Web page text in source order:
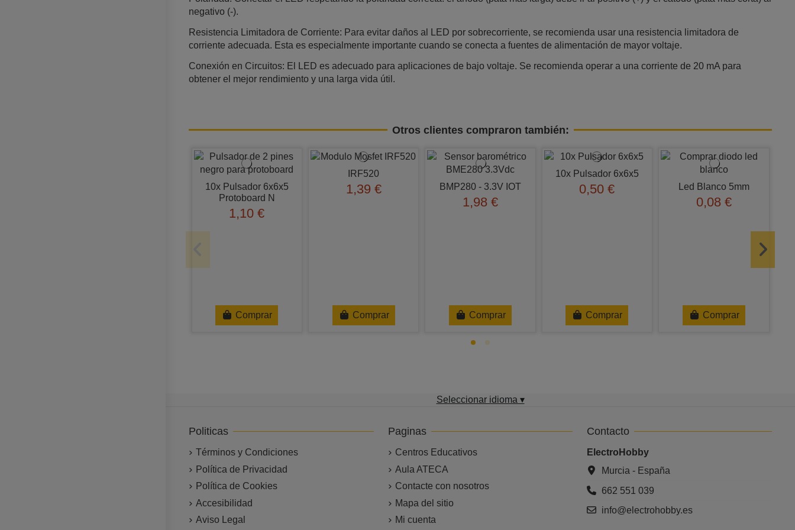
negativo (-).
Resistencia Limitadora de Corriente: Para evitar daños al LED por sobrecorriente, se recomienda usar una resistencia limitadora de
corriente adecuada. Esta es especialmente importante cuando se conecta a fuentes de alimentación de mayor voltaje.
Conexión en Circuitos: El LED es adecuado para aplicaciones de bajo voltaje. Se recomienda operar a una corriente de 20 mA para
obtener el mejor rendimiento y una larga vida útil.
Otros clientes compraron también:
10x Pulsador 6x6x5
Protoboard N
1,10 €
Comprar
IRF520
1,39 €
Comprar
BMP280 - 3.3V IOT
1,98 €
Comprar
10x Pulsador 6x6x5
0,50 €
Comprar
Led Blanco 5mm
0,08 €
Comprar
Seleccionar idioma ▾
Politicas
Términos y Condiciones
Política de Privacidad
Política de Cookies
Accesibilidad
Aviso Legal
Paginas
Centros Educativos
Aula ATECA
Contacte con nosotros
Mapa del sitio
Mi cuenta
Contacto
ElectroHobby
Murcia - España
662 551 039
info@electrohobby.es